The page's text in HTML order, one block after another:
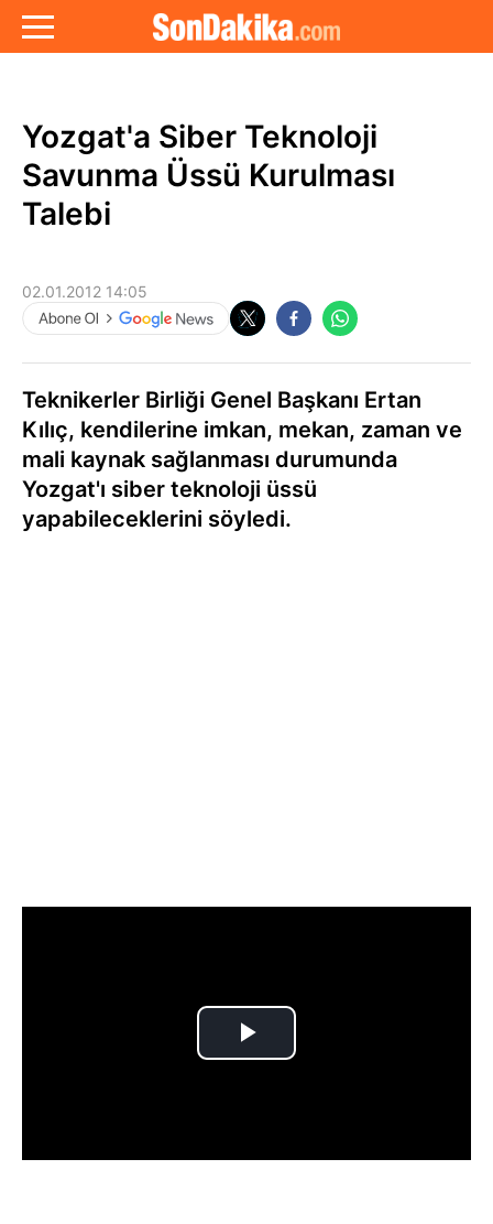
Yozgat'a Siber Teknoloji
Savunma Üssü Kurulması
Talebi
02.01.2012 14:05
Teknikerler Birliği Genel Başkanı Ertan
Kılıç, kendilerine imkan, mekan, zaman ve
mali kaynak sağlanması durumunda
Yozgat'ı siber teknoloji üssü
yapabileceklerini söyledi.